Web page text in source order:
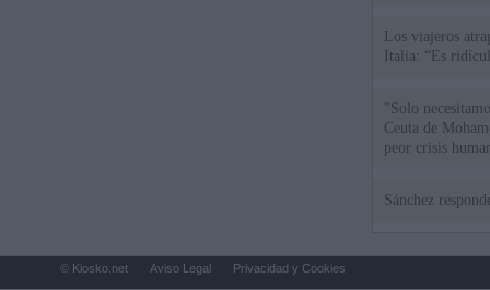
Los viajeros
Italia: “Es
"Solo
Ceuta de
peor crisis
Sánchez
© Kiosko.net Aviso Legal Privacidad y Cookies